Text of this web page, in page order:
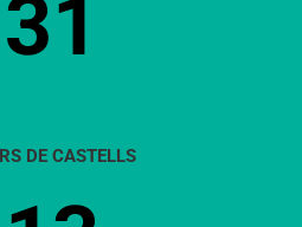
31
DE CASTELLS